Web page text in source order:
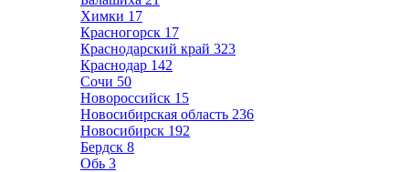
Химки 17
Красногорск 17
Краснодарский край 323
Краснодар 142
Сочи 50
Новороссийск 15
Новосибирская область 236
Новосибирск 192
Бердск 8
Обь 3